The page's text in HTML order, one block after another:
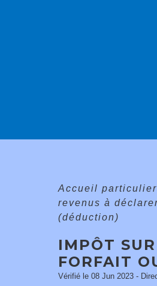
Accueil
revenus à
(déduction)
IMPÔT
FORFAIT
Vérifié le 08 Jun 2023 -